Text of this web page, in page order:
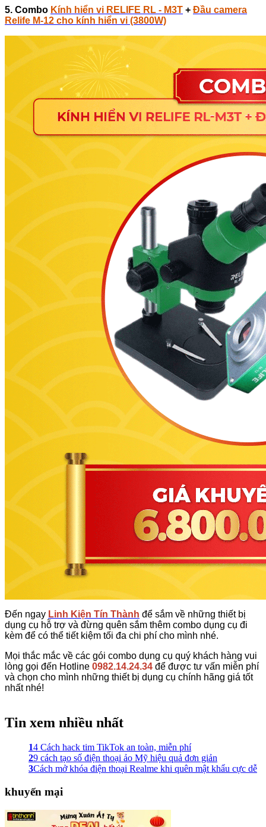
5. Combo Kính hiển vi RELIFE RL - M3T + Đầu camera
Relife M-12 cho kính hiển vi (3800W)
Đến ngay Linh Kiện Tín Thành để sắm về những thiết bị
dụng cụ hỗ trợ và đừng quên sắm thêm combo dụng cụ đi
kèm để có thể tiết kiệm tối đa chi phí cho mình nhé.
Mọi thắc mắc về các gói combo dụng cụ quý khách hàng vui
lòng gọi đến Hotline 0982.14.24.34 để được tư vấn miễn phí
và chọn cho mình những thiết bị dụng cụ chính hãng giá tốt
nhất nhé!
Tin xem nhiều nhất
14 Cách hack tim TikTok an toàn, miễn phí
29 cách tạo số điện thoại ảo Mỹ hiệu quả đơn giản
3Cách mở khóa điện thoại Realme khi quên mật khẩu cực dễ
khuyến mại